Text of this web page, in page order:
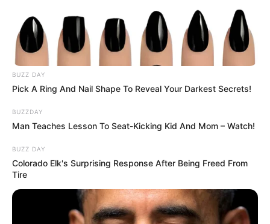
BUZZ DAY
Pick A Ring And Nail Shape To Reveal Your Darkest Secrets!
BUZZDAY
Man Teaches Lesson To Seat-Kicking Kid And Mom – Watch!
BUZZ DAY
Colorado Elk's Surprising Response After Being Freed From
Tire